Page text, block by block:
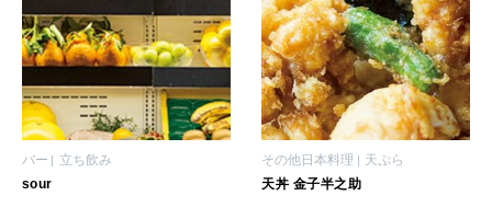
MAMA
ママもいろいろ
SUSTAINABLE
わたしができること
バー 立ち飲み
sour
その他日本料理 天ぷら
天丼 金子半之助